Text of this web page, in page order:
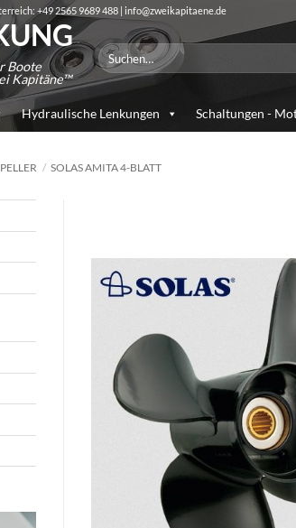
+49 2565 9689 488 | info@zweikapitaene.de
Boote
Kapitäne™
Suchen
nach:
Hydraulische Lenkungen Schaltungen -
/ SOLAS AMITA 4-BLATT